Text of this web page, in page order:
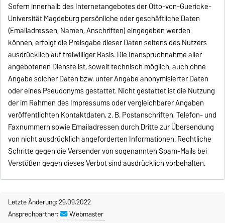
Sofern innerhalb des Internetangebotes der Otto-von-Guericke-
Universität Magdeburg persönliche oder geschäftliche Daten
(Emailadressen, Namen, Anschriften) eingegeben werden
können, erfolgt die Preisgabe dieser Daten seitens des Nutzers
ausdrücklich auf freiwilliger Basis. Die Inanspruchnahme aller
angebotenen Dienste ist, soweit technisch möglich, auch ohne
Angabe solcher Daten bzw. unter Angabe anonymisierter Daten
oder eines Pseudonyms gestattet. Nicht gestattet ist die Nutzung
der im Rahmen des Impressums oder vergleichbarer Angaben
veröffentlichten Kontaktdaten, z. B. Postanschriften, Telefon- und
Faxnummern sowie Emailadressen durch Dritte zur Übersendung
von nicht ausdrücklich angeforderten Informationen. Rechtliche
Schritte gegen die Versender von sogenannten Spam-Mails bei
Verstößen gegen dieses Verbot sind ausdrücklich vorbehalten.
Letzte Änderung: 29.09.2022
Ansprechpartner:
Webmaster